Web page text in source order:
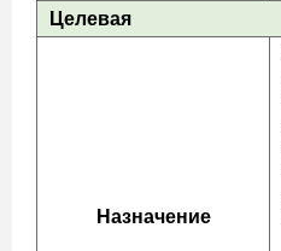
Целевая
Назначение